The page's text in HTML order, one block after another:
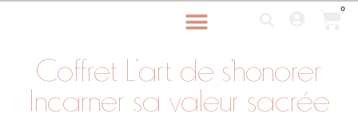
0
Coffret L’art de s’honorer
Incarner sa valeur sacrée